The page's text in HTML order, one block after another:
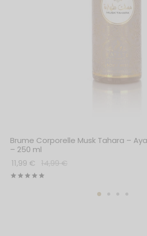
Brume Corporelle Musk Tahara –
– 250 ml
11,99 € 14,99€